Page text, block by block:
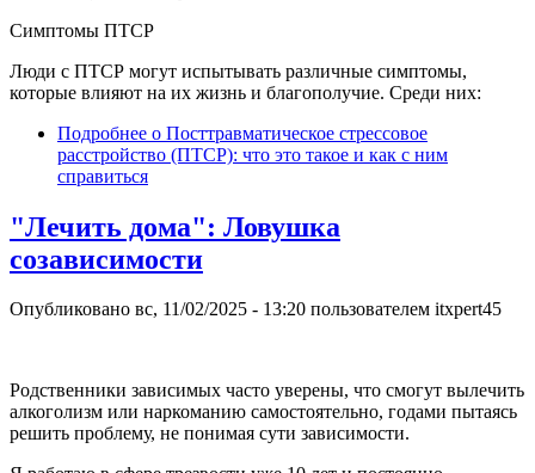
Симптомы ПТСР
Люди с ПТСР могут испытывать различные симптомы,
которые влияют на их жизнь и благополучие. Среди них:
Подробнее о Посттравматическое стрессовое
расстройство (ПТСР): что это такое и как с ним
справиться
"Лечить дома": Ловушка
созависимости
Опубликовано вс, 11/02/2025 - 13:20 пользователем itxpert45
Родственники зависимых часто уверены, что смогут вылечить
алкоголизм или наркоманию самостоятельно, годами пытаясь
решить проблему, не понимая сути зависимости.